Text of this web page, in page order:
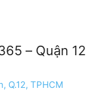
– Quận 12
Q.12, TPHCM